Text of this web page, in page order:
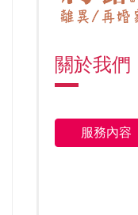
關於我們
服務內容